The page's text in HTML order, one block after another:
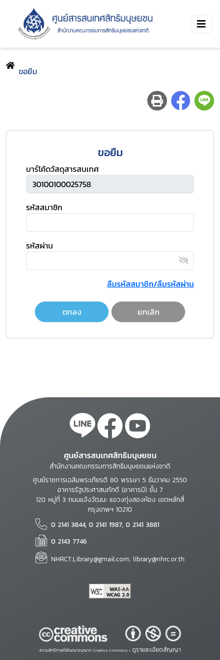
ขอยืม
ขอยืม
บาร์โค้ดวัสดุสารสนเทศ
รหัสสมาชิก
รหัสผ่าน
ลืมรหัสสมาชิก/ลืมรหัสผ่าน
ตกลง ยกเลิก
ศูนย์สารสนเทศสิทธิมนุษยชน
สำนักงานคณะกรรมการสิทธิมนุษยชนแห่งชาติ
ศูนย์ราชการเฉลิมพระเกียรติ 80 พรรษา 5 ธันวาคม 2550
อาคารรัฐประศาสนภักดี (อาคารบี) ชั้น 7
120 หมู่ที่ 3 ถนนแจ้งวัฒนะ แขวงทุ่งสองห้อง เขตหลักสี่
กรุงเทพฯ 10210
0 2141 3844, 0 2141 1987, 0 2141 3881
0 2143 7746
NHRCT.Library@gmail.com; library@nhrc.or.th
สงวนสิทธิ์ภายใต้สัญญาอนุญาต Creative Commons • ดูรายละเอียดสัญญา